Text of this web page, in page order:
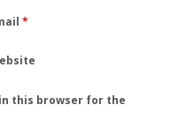
*
this browser for the